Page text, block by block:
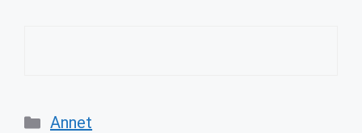
Categories
Annet